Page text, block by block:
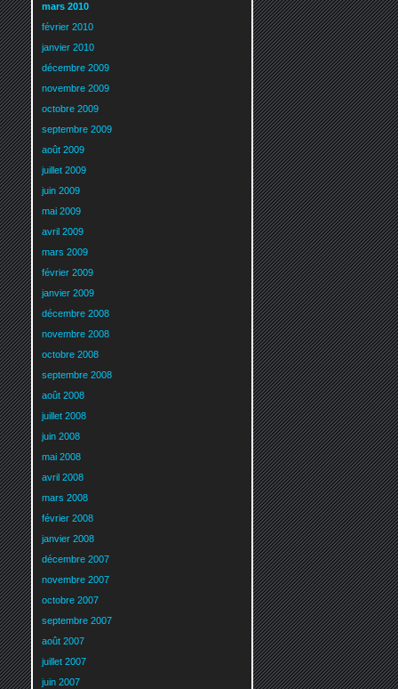
mars 2010
février 2010
janvier 2010
décembre 2009
novembre 2009
octobre 2009
septembre 2009
août 2009
juillet 2009
juin 2009
mai 2009
avril 2009
mars 2009
février 2009
janvier 2009
décembre 2008
novembre 2008
octobre 2008
septembre 2008
août 2008
juillet 2008
juin 2008
mai 2008
avril 2008
mars 2008
février 2008
janvier 2008
décembre 2007
novembre 2007
octobre 2007
septembre 2007
août 2007
juillet 2007
juin 2007